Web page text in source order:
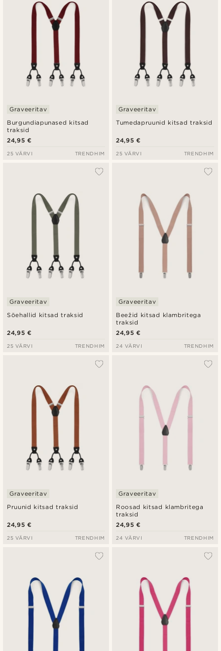
Burgundiapunased kitsad
traksid
Graveeritav
24,95 €
25 VÄRVI TRENDHIM
Tumedapruunid kitsad traksid
Graveeritav
24,95 €
25 VÄRVI TRENDHIM
Söehallid kitsad traksid
Graveeritav
24,95 €
25 VÄRVI TRENDHIM
Beežid kitsad klambritega
traksid
Graveeritav
24,95 €
24 VÄRVI TRENDHIM
Pruunid kitsad traksid
Graveeritav
24,95 €
25 VÄRVI TRENDHIM
Roosad kitsad klambritega
traksid
Graveeritav
24,95 €
24 VÄRVI TRENDHIM